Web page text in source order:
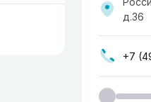
д.36
+7